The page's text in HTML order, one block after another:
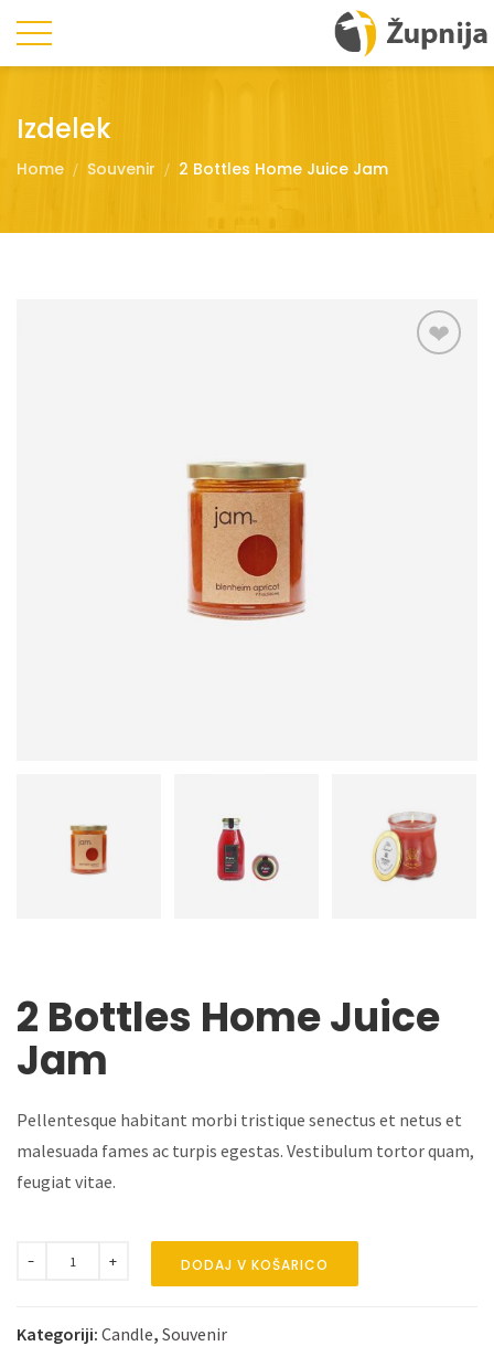
Izdelek
Home Souvenir 2 Bottles Home Juice Jam
2 Bottles Home Juice
Jam
Pellentesque habitant morbi tristique senectus et netus et
malesuada fames ac turpis egestas. Vestibulum tortor quam,
feugiat vitae.
DODAJ V KOŠARICO
Kategoriji: Candle, Souvenir